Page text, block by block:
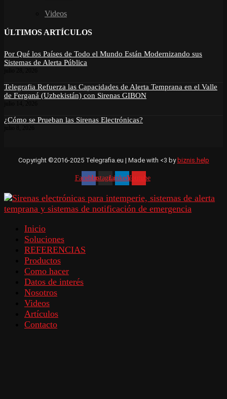
Videos
ÚLTIMOS ARTÍCULOS
Por Qué los Países de Todo el Mundo Están Modernizando sus
Sistemas de Alerta Pública
Telegrafia Refuerza las Capacidades de Alerta Temprana en el Valle
de Ferganá (Uzbekistán) con Sirenas GIBON
¿Cómo se Prueban las Sirenas Electrónicas?
Copyright ©2016-2025 Telegrafia.eu | Made with <3 by biznis.help
FacebookInstagramLinkedinYoutube
Inicio
Soluciones
REFERENCIAS
Productos
Como hacer
Datos de interés
Nosotros
Videos
Artículos
Contacto